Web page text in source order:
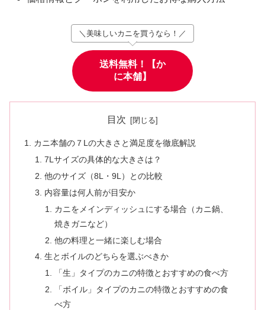
＼美味しいカニを買うなら！／
送料無料！【か
に本舗】
目次
カニ本舗の７Lの大きさと満足度を徹底解説
7Lサイズの具体的な大きさは？
他のサイズ（8L・9L）との比較
内容量は何人前が目安か
カニをメインディッシュにする場合（カニ鍋、
焼きガニなど）
他の料理と一緒に楽しむ場合
生とボイルのどちらを選ぶべきか
「生」タイプのカニの特徴とおすすめの食べ方
「ボイル」タイプのカニの特徴とおすすめの食
べ方